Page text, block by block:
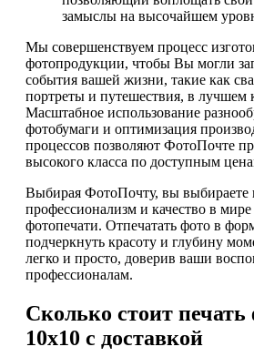
замыслы на высочайшем
Мы совершенствуем процесс
фотопродукции, чтобы Вы могли
события вашей жизни, такие как
портреты и путешествия, в лучшем
Масштабное использование
фотобумаги и оптимизация
процессов позволяют ФотоПочте
высокого класса по доступным
Выбирая ФотоПочту, вы выбираете
профессионализм и качество в
фотопечати. Отпечатать фото в
подчеркнуть красоту и глубину
легко и просто, доверив ваши
профессионалам.
Сколько стоит
10х10 с доставкой